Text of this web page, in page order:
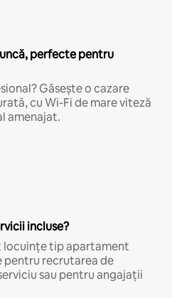
perfecte pentru
Găsește o cazare
cu Wi-Fi de mare viteză
amenajat.
incluse?
locuințe tip apartament
recrutarea de
sau pentru angajații